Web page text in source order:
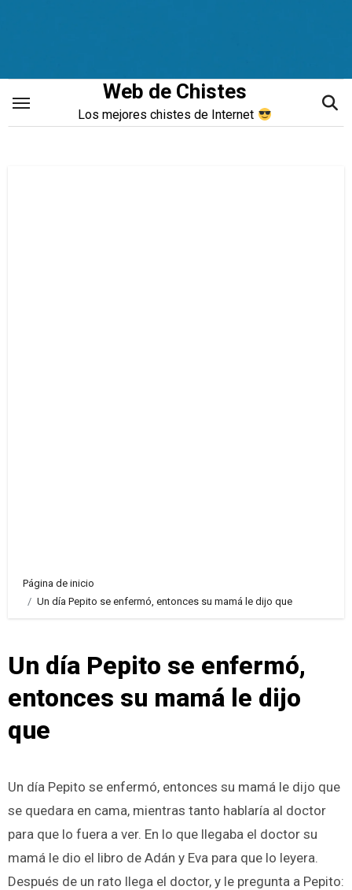
Web de Chistes
Los mejores chistes de Internet
Página de inicio
Un día Pepito se enfermó, entonces su mamá le dijo que
Un día Pepito se enfermó,
entonces su mamá le dijo
que
Un día Pepito se enfermó, entonces su mamá le dijo que
se quedara en cama, mientras tanto hablaría al doctor
para que lo fuera a ver. En lo que llegaba el doctor su
mamá le dio el libro de Adán y Eva para que lo leyera.
Después de un rato llega el doctor, y le pregunta a Pepito: